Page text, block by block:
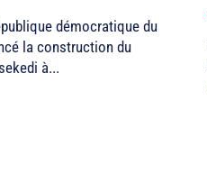
démocratique du
la construction du
à...